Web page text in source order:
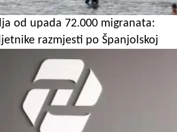
od upada 72.000 migranata:
razmjesti po Španjolskoj